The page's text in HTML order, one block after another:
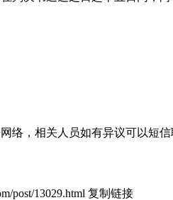
络，相关人员如有异议可以短信
post/13029.html 复制链接